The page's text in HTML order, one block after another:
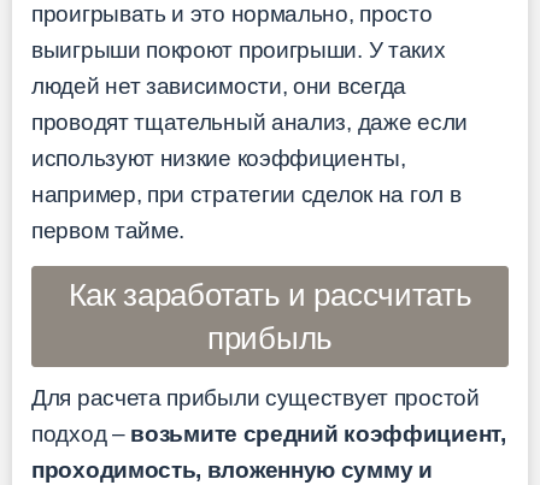
проигрывать и это нормально, просто
выигрыши покроют проигрыши. У таких
людей нет зависимости, они всегда
проводят тщательный анализ, даже если
используют низкие коэффициенты,
например, при стратегии сделок на гол в
первом тайме.
Как заработать и рассчитать
прибыль
Для расчета прибыли существует простой
подход – возьмите средний коэффициент,
проходимость, вложенную сумму и